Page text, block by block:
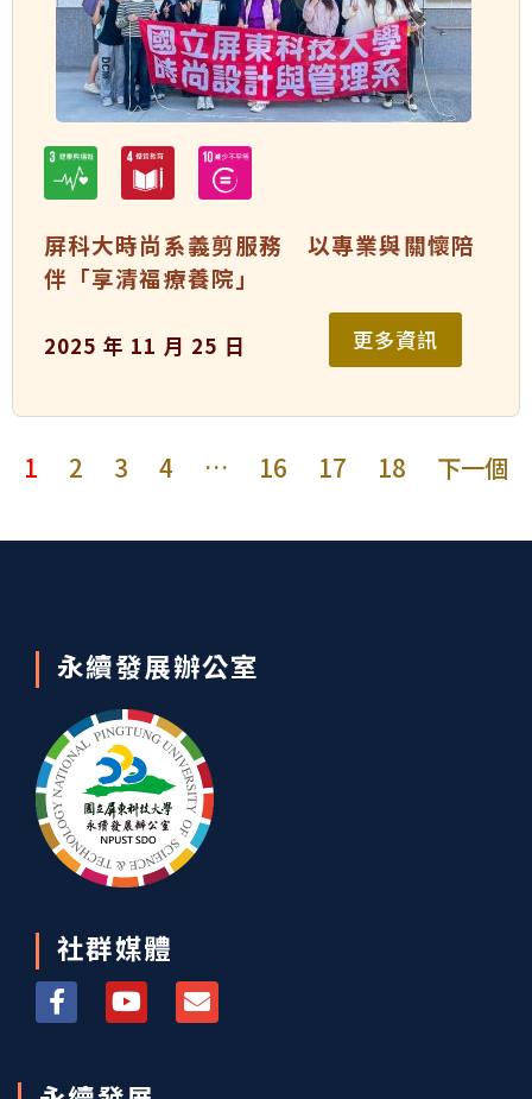
屏科大時尚系義剪服務 以專業與關懷陪
伴「享清福療養院」
2025 年 11 月 25 日 更多資訊
1 2 3 4 … 16 17 18 下一個
永續發展辦公室
社群媒體